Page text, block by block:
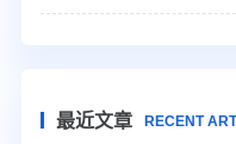
最近文章 RECENT